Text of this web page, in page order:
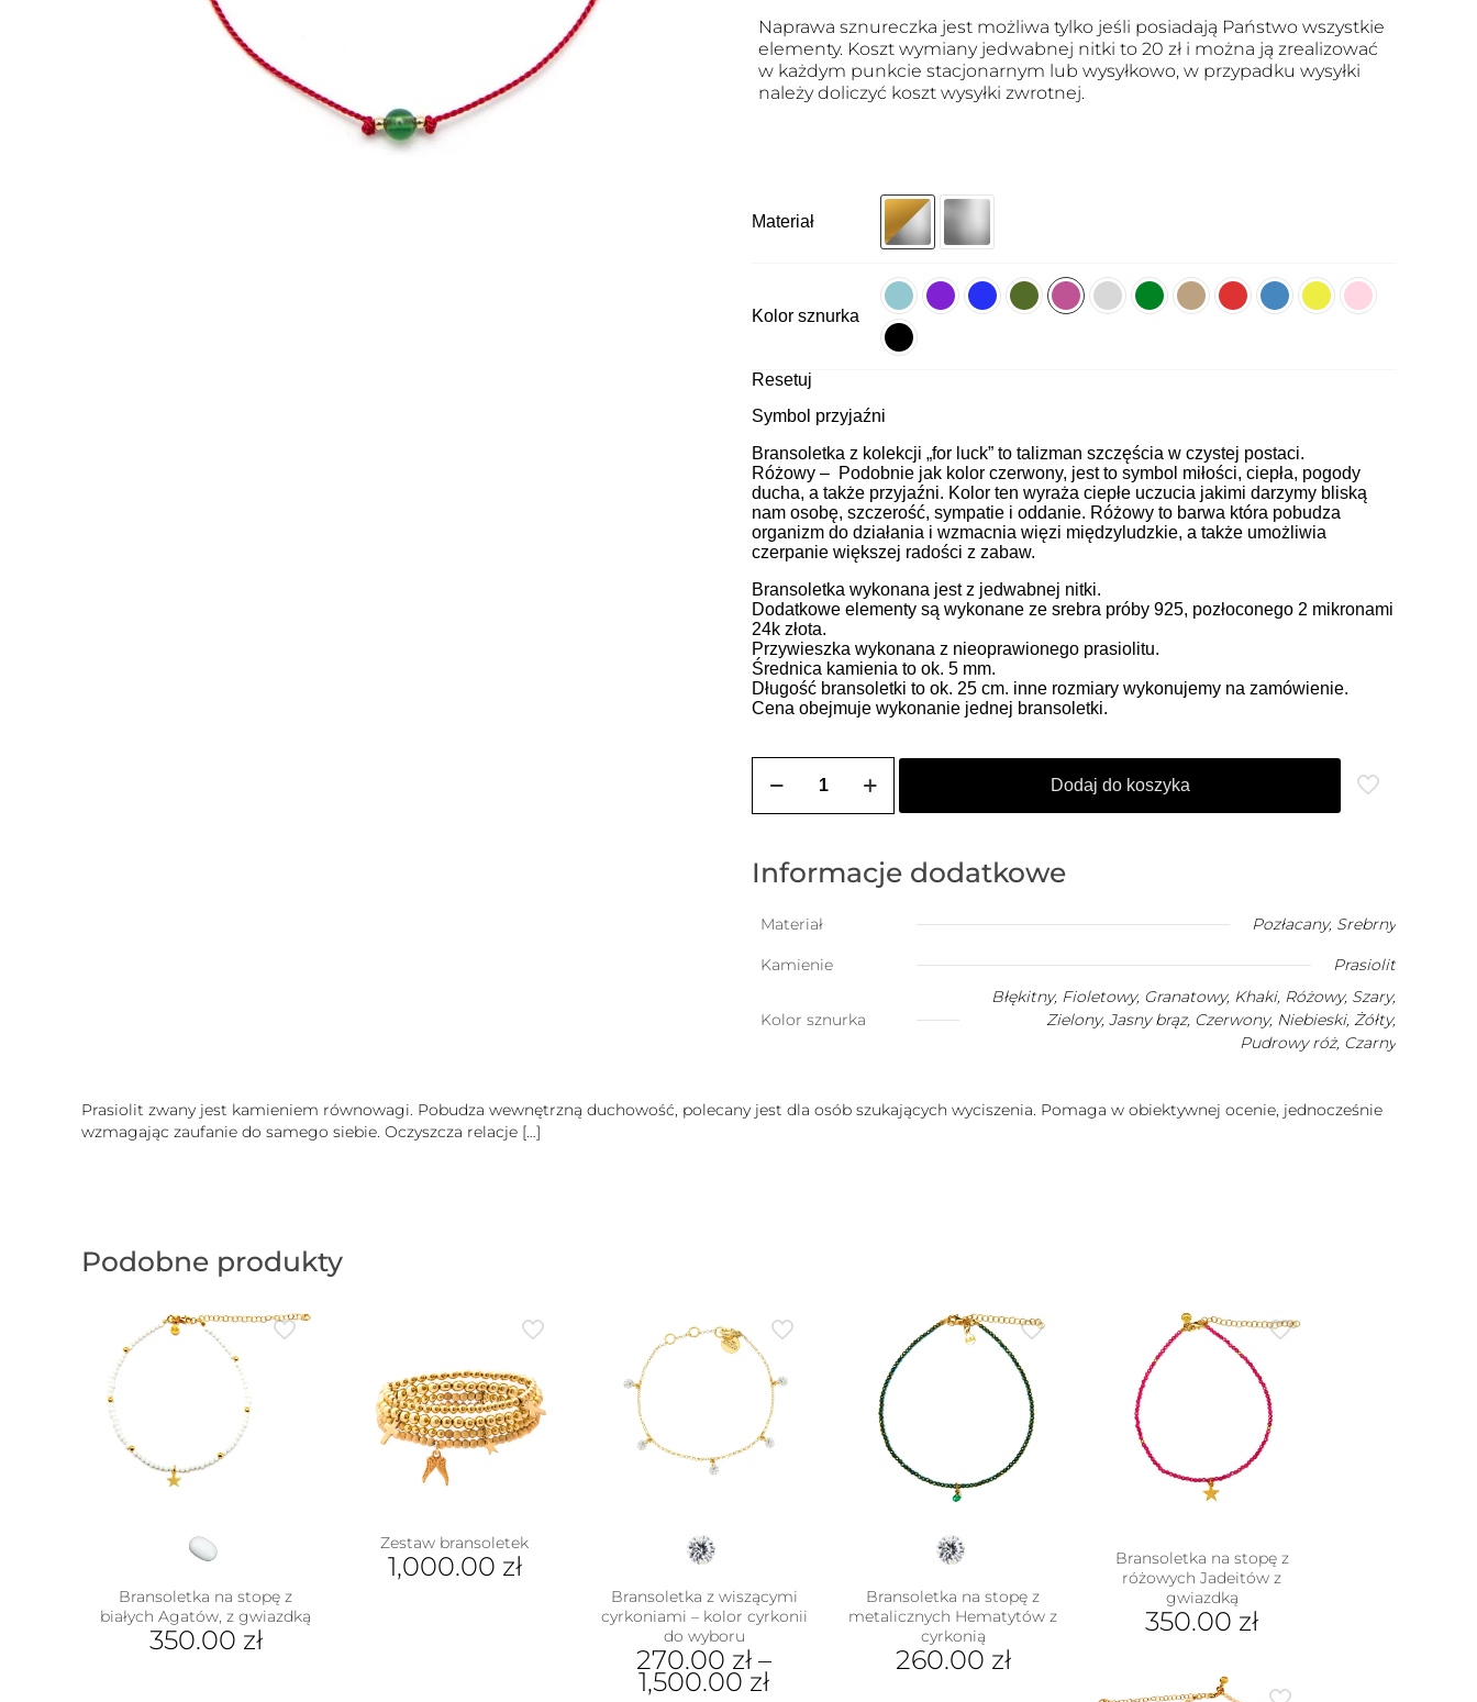
Naprawa sznureczka jest możliwa tylko jeśli posiadają Państwo wszystkie
elementy. Koszt wymiany jedwabnej nitki to 20 zł i można ją zrealizować
w każdym punkcie stacjonarnym lub wysyłkowo, w przypadku wysyłki
należy doliczyć koszt wysyłki zwrotnej.
Materiał
Kolor sznurka
Resetuj
Symbol przyjaźni
Bransoletka z kolekcji „for luck” to talizman szczęścia w czystej postaci.
Różowy – Podobnie jak kolor czerwony, jest to symbol miłości, ciepła, pogody
ducha, a także przyjaźni. Kolor ten wyraża ciepłe uczucia jakimi darzymy bliską
nam osobę, szczerość, sympatie i oddanie. Różowy to barwa która pobudza
organizm do działania i wzmacnia więzi międzyludzkie, a także umożliwia
czerpanie większej radości z zabaw.
Bransoletka wykonana jest z jedwabnej nitki.
Dodatkowe elementy są wykonane ze srebra próby 925, pozłoconego 2 mikronami
24k złota.
Przywieszka wykonana z nieoprawionego prasiolitu.
Średnica kamienia to ok. 5 mm.
Długość bransoletki to ok. 25 cm. inne rozmiary wykonujemy na zamówienie.
Cena obejmuje wykonanie jednej bransoletki.
Bransoletka
przelotowym
prasiolitem
równowagi)
Dodaj do koszyka
Informacje dodatkowe
Materiał Pozłacany, Srebrny
Kamienie Prasiolit
Kolor sznurka
Błękitny, Fioletowy, Granatowy, Khaki, Różowy, Szary,
Zielony, Jasny brąz, Czerwony, Niebieski, Żółty,
Pudrowy róż, Czarny
Prasiolit zwany jest kamieniem równowagi. Pobudza wewnętrzną duchowość, polecany jest dla osób szukających wyciszenia. Pomaga w obiektywnej ocenie, jednocześnie
wzmagając zaufanie do samego siebie. Oczyszcza relacje […]
Podobne produkty
Bransoletka na stopę z
białych Agatów, z gwiazdką
350.00 zł
Zestaw bransoletek
1,000.00 zł
Bransoletka z wiszącymi
cyrkoniami – kolor cyrkonii
do wyboru
270.00 zł –
1,500.00 zł
Bransoletka na stopę z
metalicznych Hematytów z
cyrkonią
260.00 zł
Bransoletka na stopę z
różowych Jadeitów z
gwiazdką
350.00 zł